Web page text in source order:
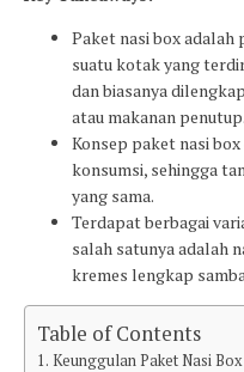
Paket nasi box adalah
suatu kotak yang
dan biasanya
atau makanan penutup.
Konsep paket nasi
konsumsi, sehingga
yang sama.
Terdapat berbagai
salah satunya adalah
kremes lengkap
Table of Contents
Keunggulan Paket Nasi Box